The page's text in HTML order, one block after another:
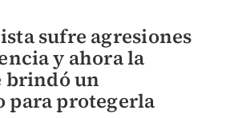
sufre agresiones
y ahora la
brindó un
para protegerla